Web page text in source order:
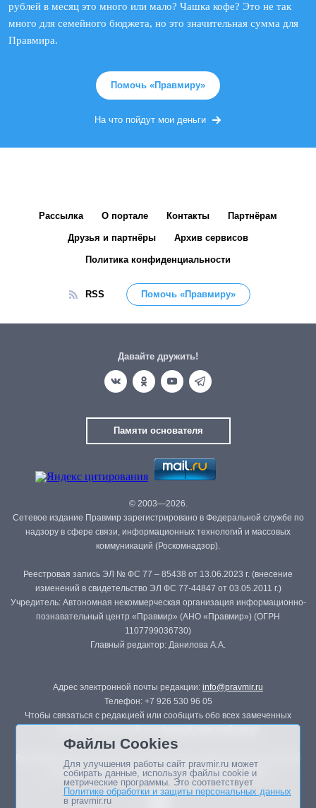
рублей в месяц это много или мало? Чашка кофе? Это не так
много для семейного бюджета, но это значительная сумма для
Правмира.
Помочь «Правмиру»
На что пойдут мои деньги
Рассылка О портале Контакты Партнёрам
Друзья и партнёры Архив сервисов
Политика конфиденциальности
RSS Помочь «Правмиру»
Давайте дружить!
Памяти основателя
© 2003—2026.
Сетевое издание Правмир зарегистрировано в Федеральной службе по
надзору в сфере связи, информационных технологий и массовых
коммуникаций (Роскомнадзор).
Реестровая запись ЭЛ № ФС 77 – 85438 от 13.06.2023 г. (внесение
изменений в свидетельство ЭЛ ФС 77-44847 от 03.05.2011 г.)
Учредитель: Автономная некоммерческая организация информационно-
познавательный центр «Правмир» (АНО «Правмир») (ОГРН
1107799036730)
Главный редактор: Данилова А.А.
Адрес электронной почты редакции: info@pravmir.ru
Телефон: +7 926 530 96 05
Чтобы связаться с редакцией или сообщить обо всех замеченных
Републикация материалов сайта в печатных изданиях (книгах, прессе)
возможна только с письменного разрешения редакции.
Файлы Cookies
Для улучшения работы сайт pravmir.ru может
собирать данные, используя файлы cookie и
метрические программы. Это соответствует
Политике обработки и защиты персональных данных
в pravmir.ru